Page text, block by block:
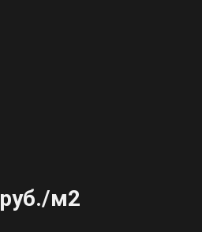
руб./м2